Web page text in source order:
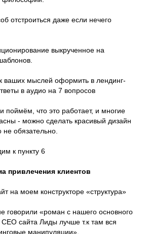
отстроиться даже если нечего
выкрученное на
ваших мыслей оформить в лендинг-
в аудио на 7 вопросов
поймём, что это работает, и многие
- можно сделать красивый дизайн
обязательно.
к пункту 6
привлечения клиентов
на моем конструкторе «структура»
говорили «роман с нашего основного
СЕО сайта Лиды лучше т.к там вся
манипуляции».